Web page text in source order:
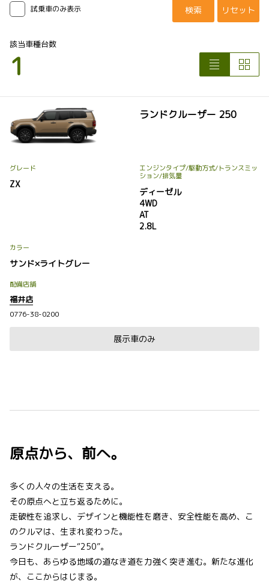
試乗車のみ表示 検索 リセット
該当車種台数
1
ランドクルーザー 250
グレード
ZX
エンジンタイプ/駆動方式/トランスミッ
ション/排気量
ディーゼル
4WD
AT
2.8L
カラー
サンド×ライトグレー
配備店舗
福井店
0776-38-0200
展示車のみ
原点から、前へ。
多くの人々の生活を支える。
その原点へと立ち返るために。
走破性を追求し、デザインと機能性を磨き、安全性能を高め、こ
のクルマは、生まれ変わった。
ランドクルーザー“250”。
今日も、あらゆる地域の道なき道を力強く突き進む。新たな進化
が、ここからはじまる。